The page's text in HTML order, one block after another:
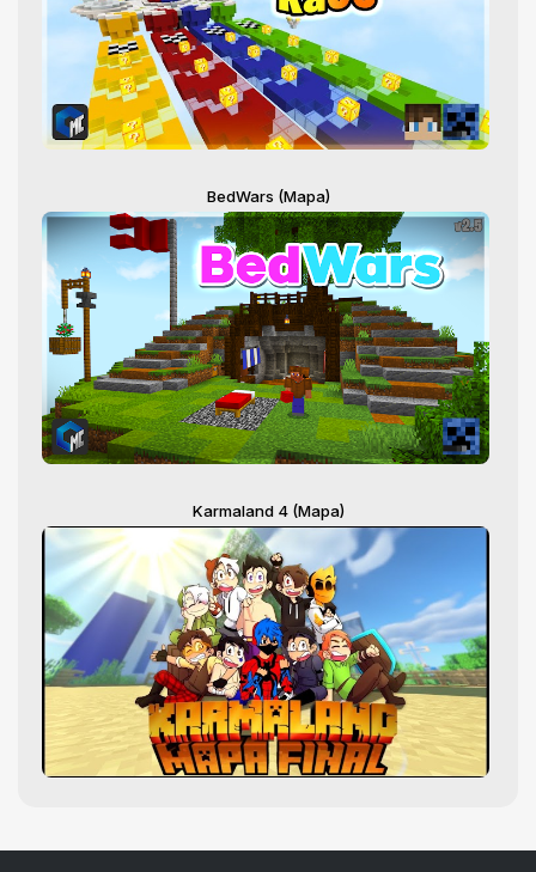
BedWars (Mapa)
Karmaland 4 (Mapa)